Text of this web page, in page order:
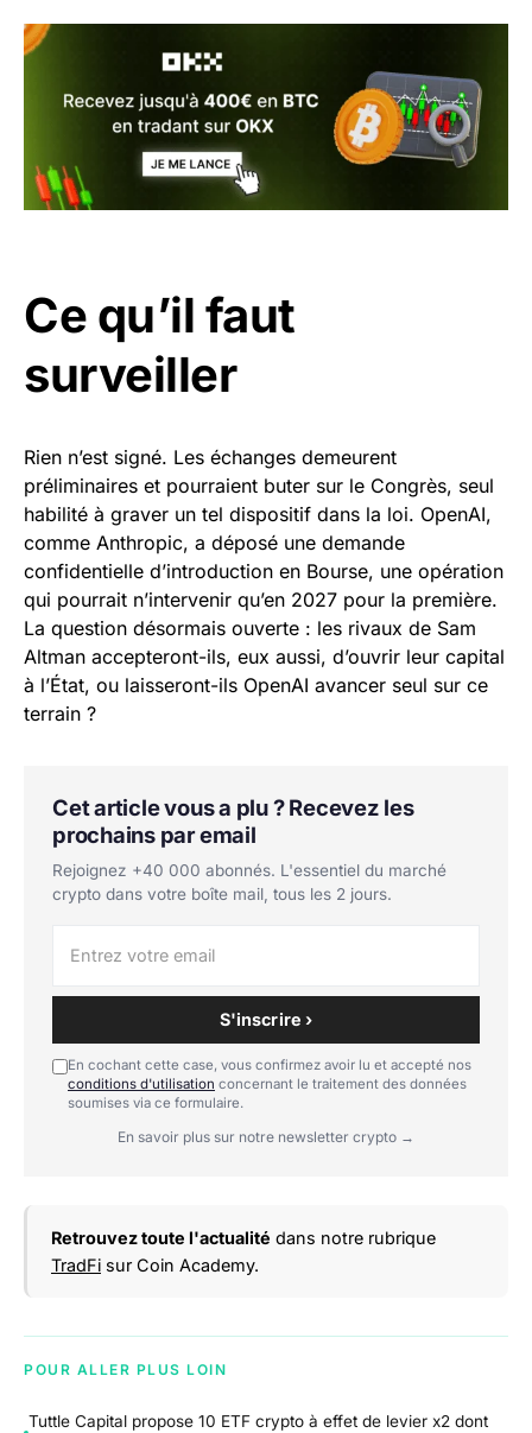
Ce qu’il faut
surveiller
Rien n’est signé. Les échanges demeurent
préliminaires et pourraient buter sur le Congrès, seul
habilité à graver un tel dispositif dans la loi. OpenAI,
comme Anthropic, a déposé une demande
confidentielle d’introduction en Bourse, une opération
qui pourrait n’intervenir qu’en 2027 pour la première.
La question désormais ouverte : les rivaux de Sam
Altman accepteront-ils, eux aussi, d’ouvrir leur capital
à l’État, ou laisseront-ils OpenAI avancer seul sur ce
terrain ?
Cet article vous a plu ? Recevez les
prochains par email
Rejoignez +40 000 abonnés. L'essentiel du marché
crypto dans votre boîte mail, tous les 2 jours.
S'inscrire ›
En cochant cette case, vous confirmez avoir lu et accepté nos
conditions d'utilisation concernant le traitement des données
soumises via ce formulaire.
En savoir plus sur notre newsletter crypto →
Retrouvez toute l'actualité dans notre rubrique
TradFi sur Coin Academy.
POUR ALLER PLUS LOIN
Tuttle Capital propose 10 ETF crypto à effet de levier x2 dont